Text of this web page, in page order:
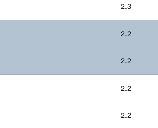
2.3
2.2
2.2
2.2
2.2